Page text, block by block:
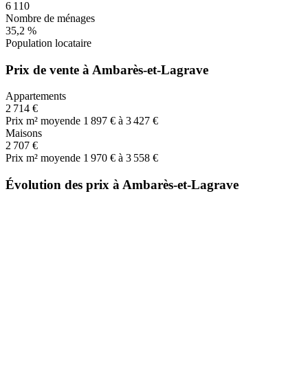
6 110
Nombre de ménages
35,2 %
Population locataire
Prix de vente à Ambarès-et-Lagrave
Appartements
2 714 €
Prix m² moyende 1 897 € à 3 427 €
Maisons
2 707 €
Prix m² moyende 1 970 € à 3 558 €
Évolution des prix à Ambarès-et-Lagrave